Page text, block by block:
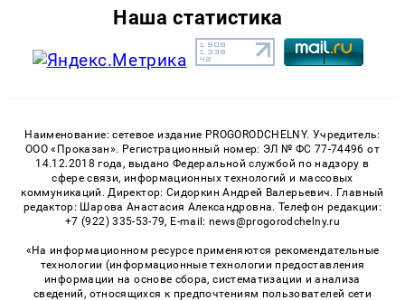
Наша статистика
Наименование: сетевое издание PROGORODCHELNY. Учредитель:
ООО «Проказан». Регистрационный номер: ЭЛ № ФС 77-74496 от
14.12.2018 года, выдано Федеральной службой по надзору в
сфере связи, информационных технологий и массовых
коммуникаций. Директор: Сидоркин Андрей Валерьевич. Главный
редактор: Шарова Анастасия Александровна. Телефон редакции:
+7 (922) 335-53-79, E-mail: news@progorodchelny.ru
«На информационном ресурсе применяются рекомендательные
технологии (информационные технологии предоставления
информации на основе сбора, систематизации и анализа
сведений, относящихся к предпочтениям пользователей сети